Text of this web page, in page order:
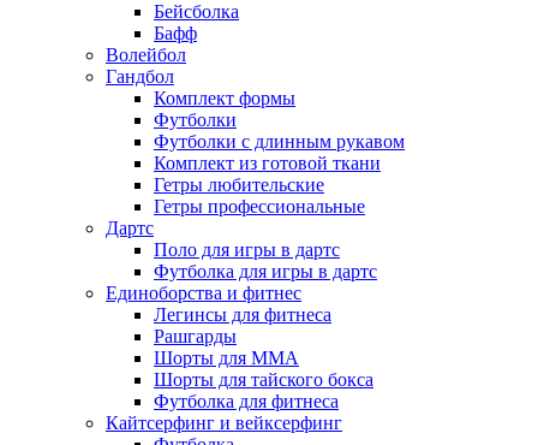
Бейсболка
Бафф
Волейбол
Гандбол
Комплект формы
Футболки
Футболки с длинным рукавом
Комплект из готовой ткани
Гетры любительские
Гетры профессиональные
Дартс
Поло для игры в дартс
Футболка для игры в дартс
Единоборства и фитнес
Легинсы для фитнеса
Рашгарды
Шорты для MMA
Шорты для тайского бокса
Футболка для фитнеса
Кайтсерфинг и вейксерфинг